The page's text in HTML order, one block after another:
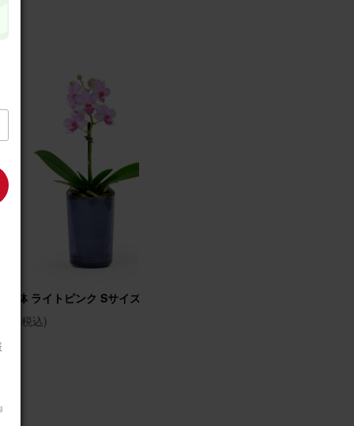
もら
04/05
にし
飾れ
04/02
蘭鉢 ライトピンク Sサイズ
(税込)